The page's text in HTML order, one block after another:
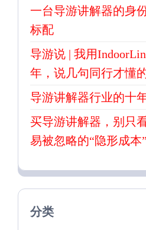
一台导游讲解器的身
标配
导游说 | 我用
年，说几句同行才懂
导游讲解器行业的十
买导游讲解器，别
易被忽略的“隐形成本”
分类